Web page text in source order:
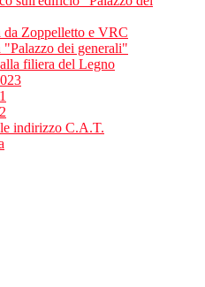
da Zoppelletto e VRC
"Palazzo dei generali"
filiera del Legno
indirizzo C.A.T.